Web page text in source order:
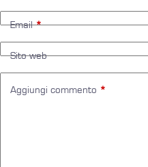
Email*
Sito web
Aggiungi commento *